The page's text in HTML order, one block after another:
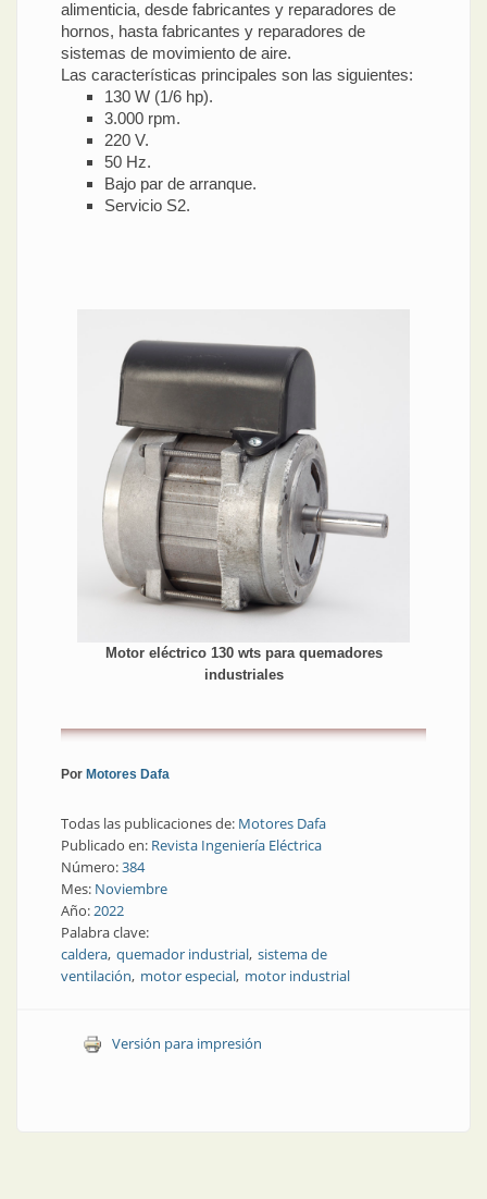
alimenticia, desde fabricantes y reparadores de
hornos, hasta fabricantes y reparadores de
sistemas de movimiento de aire.
Las características principales son las siguientes:
130 W (1/6 hp).
3.000 rpm.
220 V.
50 Hz.
Bajo par de arranque.
Servicio S2.
Motor eléctrico 130 wts para quemadores
industriales
Por Motores Dafa
Todas las publicaciones de: Motores Dafa
Publicado en: Revista Ingeniería Eléctrica
Número:384
Mes: Noviembre
Año: 2022
Palabra clave:
caldera quemador industrial sistema de
ventilación motor especial motor industrial
Versión para impresión